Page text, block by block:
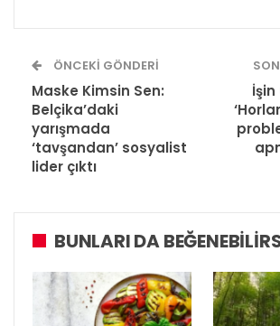
ÖNCEKI GÖNDERI
Maske Kimsin Sen:
Belçika’daki
yarışmada
‘tavşandan’ sosyalist
lider çıktı
İşin
BUNLARI DA